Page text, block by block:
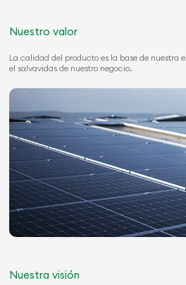
Nuestro valor
La calidad del producto es la base de nuestra
el salvavidas de nuestro negocio.
Nuestra visión